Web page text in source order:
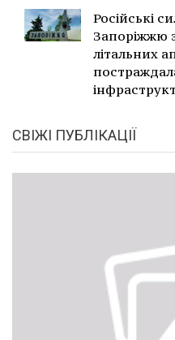
Російські
Запоріжжю
літальних
СВІЖІ ПУБЛІКАЦІЇ